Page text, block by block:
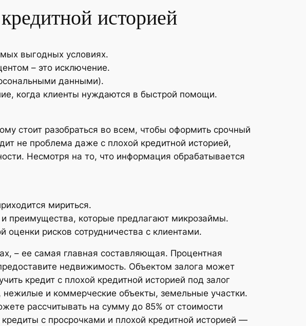
историей
выгодных условиях.
– это исключение.
данными).
когда клиенты нуждаются в быстрой помощи.
стоит разобраться во всем, чтобы оформить срочный
не проблема даже с плохой кредитной историей,
Несмотря на то, что информация обрабатывается
мириться.
преимущества, которые предлагают микрозаймы.
рисков сотрудничества с клиентами.
– ее самая главная составляющая. Процентная
недвижимость. Объектом залога может
кредит с плохой кредитной историей под залог
и коммерческие объекты, земельные участки.
рассчитывать на сумму до 85% от стоимости
с просрочками и плохой кредитной историей —